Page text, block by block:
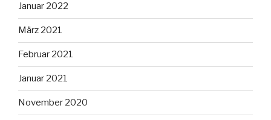
Januar 2022
März 2021
Februar 2021
Januar 2021
November 2020